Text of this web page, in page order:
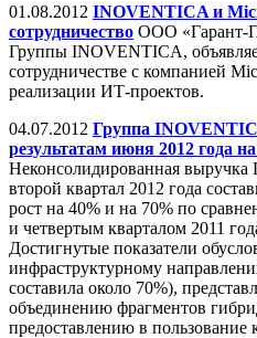
01.08.2012 INOVENTICA и
сотрудничество ООО «Гарант-
Группы INOVENTICA,
сотрудничестве с компанией
реализации ИТ-проектов.
04.07.2012 Группа
результатам июня 2012 года
Неконсолидированная
второй квартал 2012 года
рост на 40% и на 70% по
и четвертым кварталом 2011
Достигнутые показатели
инфраструктурному
составила около 70%),
объединению фрагментов
предоставлению в